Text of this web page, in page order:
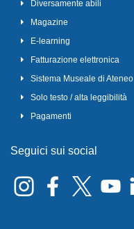
Diversamente abili
Magazine
E-learning
Fatturazione elettronica
Sistema Museale di Ateneo
Solo testo / alta leggibilità
Pagamenti
Seguici sui social